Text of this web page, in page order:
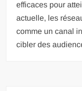
efficaces pour
actuelle, les
comme un canal
cibler des